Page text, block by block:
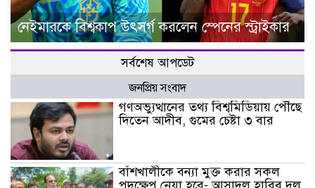
নেইমারকে বিশ্বকাপ উৎসর্গ করলেন স্পেনের স্ট্রাইকার
সর্বশেষ আপডেট
জনপ্রিয় সংবাদ
গণঅভ্যুত্থানের তথ্য বিশ্বমিডিয়ায় পৌঁছে
দিতেন আদীব, গুমের চেষ্টা ৩ বার
বাঁশখালীকে বন্যা মুক্ত করার সকল